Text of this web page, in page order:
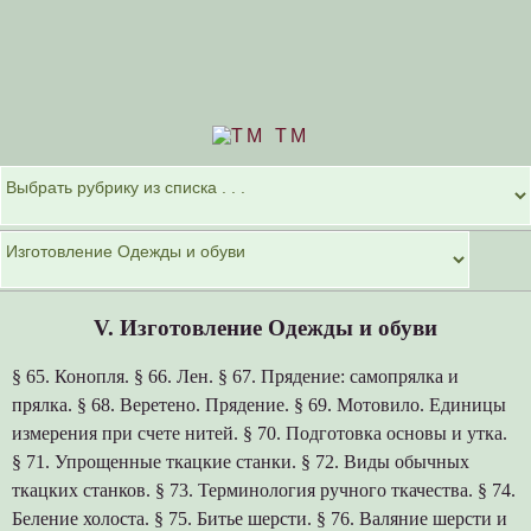
TM
V. Изготовление Одежды и обуви
§ 65. Конопля. § 66. Лен. § 67. Прядение: самопрялка и
прялка. § 68. Веретено. Прядение. § 69. Мотовило. Единицы
измерения при счете нитей. § 70. Подготовка основы и утка.
§ 71. Упрощенные ткацкие станки. § 72. Виды обычных
ткацких станков. § 73. Терминология ручного ткачества. § 74.
Беление холоста. § 75. Битье шерсти. § 76. Валяние шерсти и